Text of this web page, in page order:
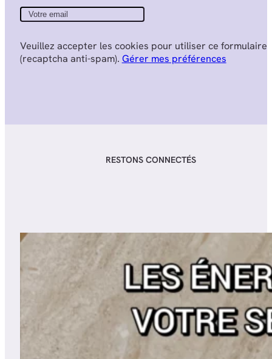
Veuillez accepter les cookies pour utiliser ce formulaire
(recaptcha anti-spam). Gérer mes préférences
RESTONS CONNECTÉS